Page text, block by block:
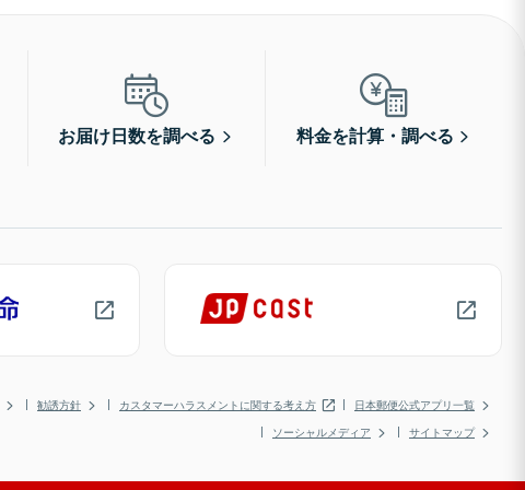
お届け日数を調べる 料金を計算・調べる
勧誘方針 カスタマーハラスメントに関する考え方
日本郵便公式アプリ一覧
ソーシャルメディア
サイトマップ